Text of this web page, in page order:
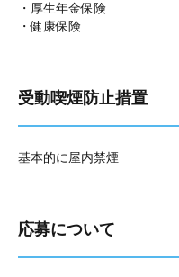
・厚生年金保険
・健康保険
受動喫煙防止措置
基本的に屋内禁煙
応募について